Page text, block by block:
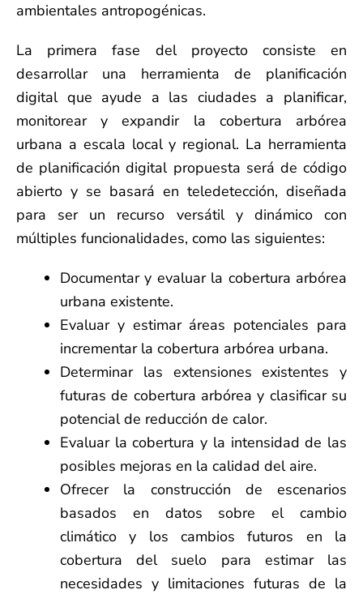
ambientales antropogénicas.
La primera fase del proyecto consiste en
desarrollar una herramienta de planificación
digital que ayude a las ciudades a planificar,
monitorear y expandir la cobertura arbórea
urbana a escala local y regional. La herramienta
de planificación digital propuesta será de código
abierto y se basará en teledetección, diseñada
para ser un recurso versátil y dinámico con
múltiples funcionalidades, como las siguientes:
Documentar y evaluar la cobertura arbórea
urbana existente.
Evaluar y estimar áreas potenciales para
incrementar la cobertura arbórea urbana.
Determinar las extensiones existentes y
futuras de cobertura arbórea y clasificar su
potencial de reducción de calor.
Evaluar la cobertura y la intensidad de las
posibles mejoras en la calidad del aire.
Ofrecer la construcción de escenarios
basados en datos sobre el cambio
climático y los cambios futuros en la
cobertura del suelo para estimar las
necesidades y limitaciones futuras de la